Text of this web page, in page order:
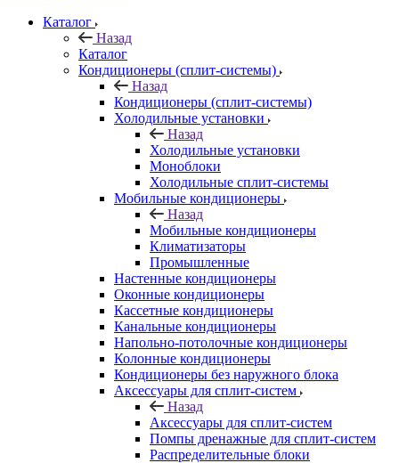
Каталог
Назад
Каталог
Кондиционеры (сплит-системы)
Назад
Кондиционеры (сплит-системы)
Холодильные установки
Назад
Холодильные установки
Моноблоки
Холодильные сплит-системы
Мобильные кондиционеры
Назад
Мобильные кондиционеры
Климатизаторы
Промышленные
Настенные кондиционеры
Оконные кондиционеры
Кассетные кондиционеры
Канальные кондиционеры
Напольно-потолочные кондиционеры
Колонные кондиционеры
Кондиционеры без наружного блока
Аксессуары для сплит-систем
Назад
Аксессуары для сплит-систем
Помпы дренажные для сплит-систем
Распределительные блоки